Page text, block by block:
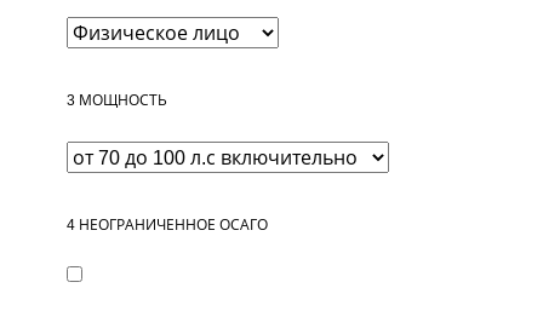
3 МОЩНОСТЬ
4 НЕОГРАНИЧЕННОЕ ОСАГО